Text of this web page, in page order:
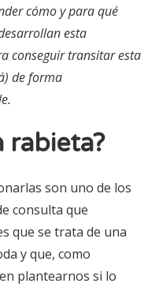
cómo y para qué
esta
conseguir transitar esta
de forma
rabieta?
son uno de los
consulta que
que se trata de una
y que, como
plantearnos si lo